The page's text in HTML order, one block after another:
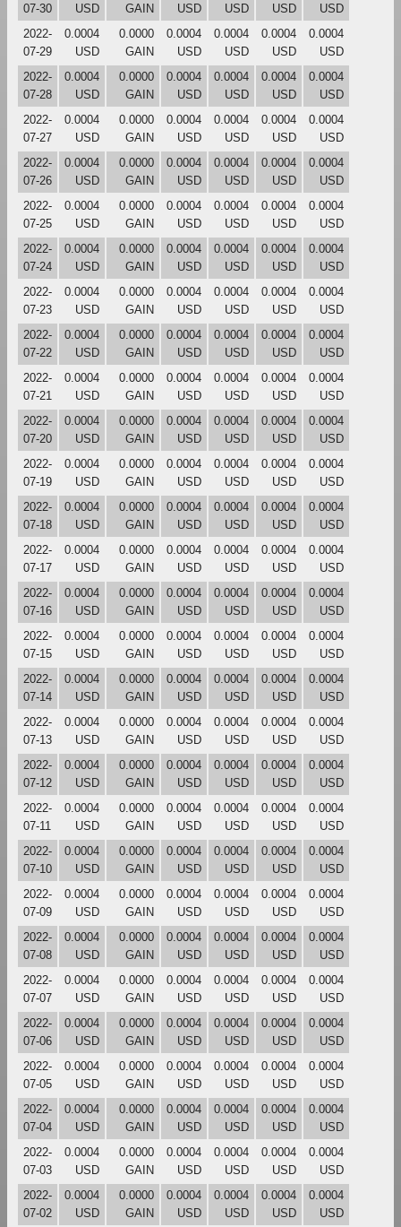
07-30
USD
GAIN
USD
USD
USD
USD
2022-
07-29
0.0004
USD
0.0000
GAIN
0.0004
USD
0.0004
USD
0.0004
USD
0.0004
USD
2022-
07-28
0.0004
USD
0.0000
GAIN
0.0004
USD
0.0004
USD
0.0004
USD
0.0004
USD
2022-
07-27
0.0004
USD
0.0000
GAIN
0.0004
USD
0.0004
USD
0.0004
USD
0.0004
USD
2022-
07-26
0.0004
USD
0.0000
GAIN
0.0004
USD
0.0004
USD
0.0004
USD
0.0004
USD
2022-
07-25
0.0004
USD
0.0000
GAIN
0.0004
USD
0.0004
USD
0.0004
USD
0.0004
USD
2022-
07-24
0.0004
USD
0.0000
GAIN
0.0004
USD
0.0004
USD
0.0004
USD
0.0004
USD
2022-
07-23
0.0004
USD
0.0000
GAIN
0.0004
USD
0.0004
USD
0.0004
USD
0.0004
USD
2022-
07-22
0.0004
USD
0.0000
GAIN
0.0004
USD
0.0004
USD
0.0004
USD
0.0004
USD
2022-
07-21
0.0004
USD
0.0000
GAIN
0.0004
USD
0.0004
USD
0.0004
USD
0.0004
USD
2022-
07-20
0.0004
USD
0.0000
GAIN
0.0004
USD
0.0004
USD
0.0004
USD
0.0004
USD
2022-
07-19
0.0004
USD
0.0000
GAIN
0.0004
USD
0.0004
USD
0.0004
USD
0.0004
USD
2022-
07-18
0.0004
USD
0.0000
GAIN
0.0004
USD
0.0004
USD
0.0004
USD
0.0004
USD
2022-
07-17
0.0004
USD
0.0000
GAIN
0.0004
USD
0.0004
USD
0.0004
USD
0.0004
USD
2022-
07-16
0.0004
USD
0.0000
GAIN
0.0004
USD
0.0004
USD
0.0004
USD
0.0004
USD
2022-
07-15
0.0004
USD
0.0000
GAIN
0.0004
USD
0.0004
USD
0.0004
USD
0.0004
USD
2022-
07-14
0.0004
USD
0.0000
GAIN
0.0004
USD
0.0004
USD
0.0004
USD
0.0004
USD
2022-
07-13
0.0004
USD
0.0000
GAIN
0.0004
USD
0.0004
USD
0.0004
USD
0.0004
USD
2022-
07-12
0.0004
USD
0.0000
GAIN
0.0004
USD
0.0004
USD
0.0004
USD
0.0004
USD
2022-
07-11
0.0004
USD
0.0000
GAIN
0.0004
USD
0.0004
USD
0.0004
USD
0.0004
USD
2022-
07-10
0.0004
USD
0.0000
GAIN
0.0004
USD
0.0004
USD
0.0004
USD
0.0004
USD
2022-
07-09
0.0004
USD
0.0000
GAIN
0.0004
USD
0.0004
USD
0.0004
USD
0.0004
USD
2022-
07-08
0.0004
USD
0.0000
GAIN
0.0004
USD
0.0004
USD
0.0004
USD
0.0004
USD
2022-
07-07
0.0004
USD
0.0000
GAIN
0.0004
USD
0.0004
USD
0.0004
USD
0.0004
USD
2022-
07-06
0.0004
USD
0.0000
GAIN
0.0004
USD
0.0004
USD
0.0004
USD
0.0004
USD
2022-
07-05
0.0004
USD
0.0000
GAIN
0.0004
USD
0.0004
USD
0.0004
USD
0.0004
USD
2022-
07-04
0.0004
USD
0.0000
GAIN
0.0004
USD
0.0004
USD
0.0004
USD
0.0004
USD
2022-
07-03
0.0004
USD
0.0000
GAIN
0.0004
USD
0.0004
USD
0.0004
USD
0.0004
USD
2022-
07-02
0.0004
USD
0.0000
GAIN
0.0004
USD
0.0004
USD
0.0004
USD
0.0004
USD